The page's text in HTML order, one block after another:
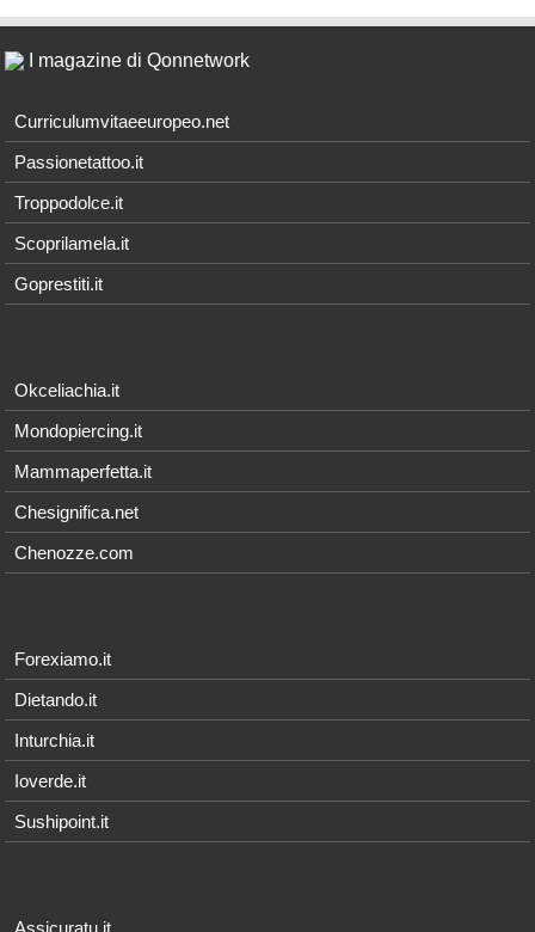
I magazine di Qonnetwork
Curriculumvitaeeuropeo.net
Passionetattoo.it
Troppodolce.it
Scoprilamela.it
Goprestiti.it
Okceliachia.it
Mondopiercing.it
Mammaperfetta.it
Chesignifica.net
Chenozze.com
Forexiamo.it
Dietando.it
Inturchia.it
Ioverde.it
Sushipoint.it
Assicuratu.it